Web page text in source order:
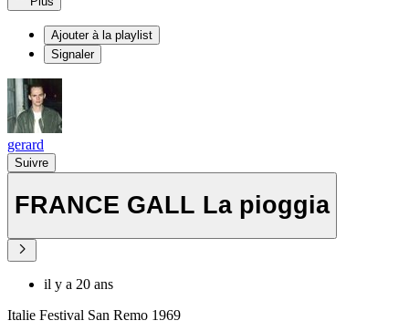
Ajouter à la playlist
Signaler
gerard
Suivre
FRANCE GALL La pioggia
il y a 20 ans
Italie Festival San Remo 1969